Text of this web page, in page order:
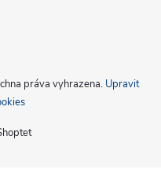
práva vyhrazena. Upravit